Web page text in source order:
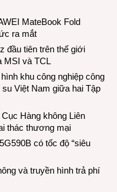
MateBook Fold
ra mắt
đầu tiên trên thế giới
MSI và TCL
khu công nghiệp công
Việt Nam giữa hai Tập
Hàng không Liên
thác thương mại
có tốc độ “siêu
và truyền hình trả phí